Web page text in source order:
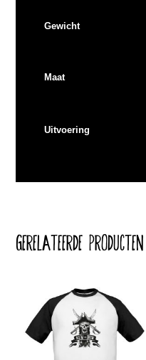
Gewicht
Maat
Uitvoering
GERELATEERDE PRODUCTEN